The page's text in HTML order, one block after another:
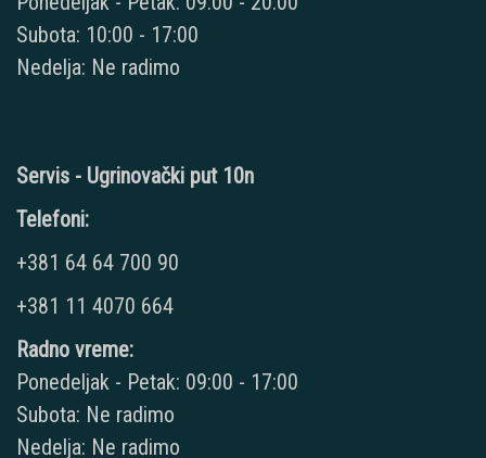
Subota: 10:00 - 17:00
Nedelja: Ne radimo
Servis - Ugrinovački put 10n
Telefoni:
+381 64 64 700 90
+381 11 4070 664
Radno vreme:
Ponedeljak - Petak: 09:00 - 17:00
Subota: Ne radimo
Nedelja: Ne radimo